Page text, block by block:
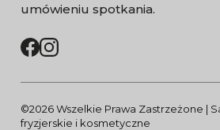
umówieniu spotkania.
©2026 Wszelkie Prawa Zastrzeżone |
fryzjerskie i kosmetyczne